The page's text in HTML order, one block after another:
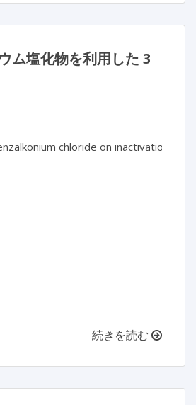
ム塩化物を利用した 3
chloride on inactivation of
続きを読む